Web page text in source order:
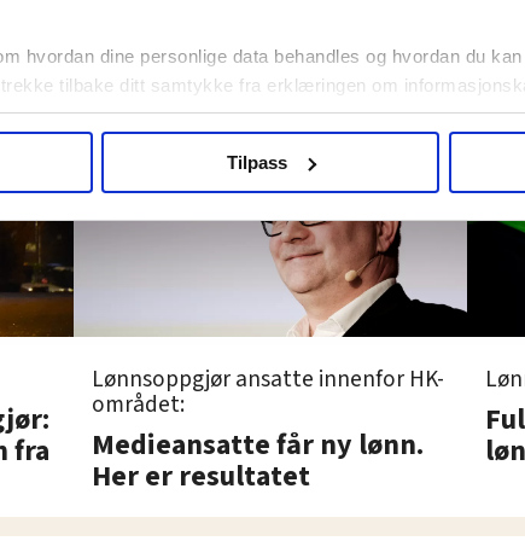
hvordan dine personlige data behandles og hvordan du
tilbake ditt samtykke fra erklæringen om
hk-nytt.no og fontene.no bruker
slik at vi tilby relevant innhold, tilpassede annonser og
oversikten lengre ned på denne siden.
Tilpass
mener uten
Arbeidsretten
fra
Lønnsoppgjør ansatte innenfor HK-
området:
Medieansatte får ny lønn.
Her er resultatet